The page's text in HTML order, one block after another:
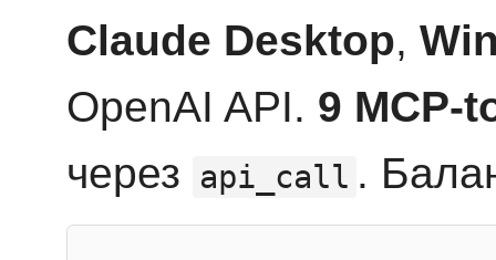
Claude Desktop,
OpenAI API. 9 MCP-
через api_call .